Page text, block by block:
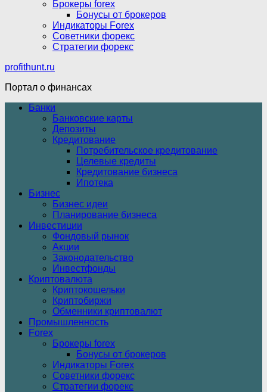
Брокеры forex
Бонусы от брокеров
Индикаторы Forex
Советники форекс
Стратегии форекс
profithunt.ru
Портал о финансах
Банки
Банковские карты
Депозиты
Кредитование
Потребительское кредитование
Целевые кредиты
Кредитование бизнеса
Ипотека
Бизнес
Бизнес идеи
Планирование бизнеса
Инвестиции
Фондовый рынок
Акции
Законодательство
Инвестфонды
Криптовалюта
Криптокошельки
Криптобиржи
Обменники криптовалют
Промышленность
Forex
Брокеры forex
Бонусы от брокеров
Индикаторы Forex
Советники форекс
Стратегии форекс